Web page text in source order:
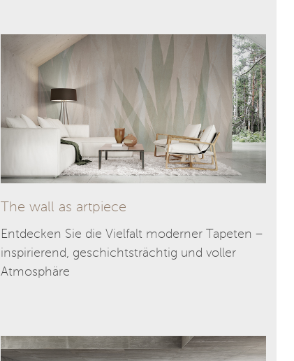
The wall as artpiece
Entdecken Sie die Vielfalt moderner Tapeten –
inspirierend, geschichtsträchtig und voller
Atmosphäre